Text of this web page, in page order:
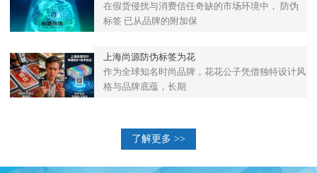
在假货侵扰与消费信任奇缺的市场环境中， 防伪
标签 已从品牌的附加保
上海尚源防伪标签为花
作为全球知名时尚品牌，花花公子凭借独特设计风
格与品牌底蕴，长期
了解更多 >>